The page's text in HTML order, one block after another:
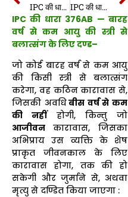
IPC की धारा 376A | धारा 376A भारतीय दण्ड संहिता | IPC Section 376A In Hindi IPC की धारा 376B | धारा 376B भारतीय दण्ड संहिता | IPC Section 376B In Hindi
IPC की धारा 376AB — बारह
वर्ष से कम आयु की स्त्री से
बलात्संग के लिए दण्ड–
जो कोई बारह वर्ष से कम आयु
की किसी स्त्री से बलात्संग
करेगा, वह कठिन कारावास से,
जिसकी अवधिबीस वर्ष से कम
की नहीं होगी, किन्तु जो
आजीवन कारावास, जिसका
अभिप्राय उस व्यक्ति के शेष
प्राकृत जीवनकाल के लिए
कारावास होगा, तक की हो
सकेगी और जुर्माने से, अथवा
मृत्यु से दण्डित किया जाएगा :